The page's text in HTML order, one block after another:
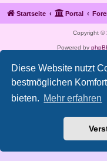
Diese Website nutzt
bestmöglichen
bieten. Mehr erfahren
Startseite Portal
Copyright ©
Powered by